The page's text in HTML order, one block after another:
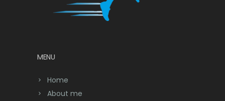
MENU
Home
About me